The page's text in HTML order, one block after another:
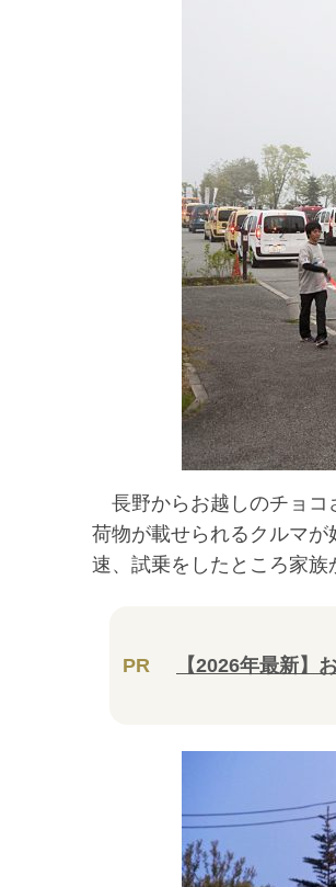
長野からお越しのチョコ
荷物が載せられるクルマ
速、試乗をしたところ家族
PR 【2026年最新】